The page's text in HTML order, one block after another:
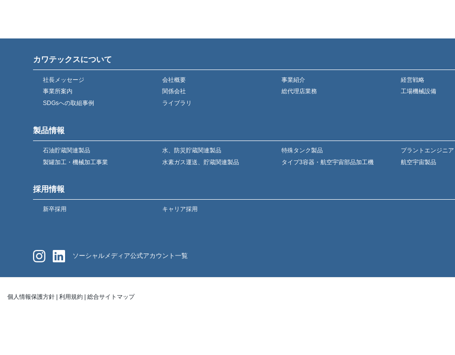
カワテックスについて
社長メッセージ 会社概要 事業紹介 経営戦略
事業所案内
関係会社 総代理店業務 工場機械設備
SDGsへの取組事例
ライブラリ
製品情報
石油貯蔵関連製品 水、防災貯蔵関連製品 特殊タンク製品 プラントエンジニ
製罐加工・機械加工事業
水素ガス運送、貯蔵関連製品 タイプ3容器・航空宇宙部品加工機 航空宇宙製品
採用情報
新卒採用 キャリア採用
ソーシャルメディア公式アカウント一覧
個人情報保護方針 | 利用規約 | 総合サイトマップ